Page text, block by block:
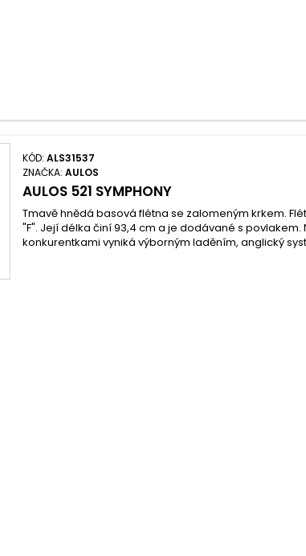
KÓD:ALS31537
ZNAČKA:AULOS
AULOS 521 SYMPHONY
Tmavě hnědá basová flétna se zalomeným krkem.
"F". Její délka činí 93,4 cm a je dodávané s povlakem.
konkurentkami vyniká výborným laděním, anglický